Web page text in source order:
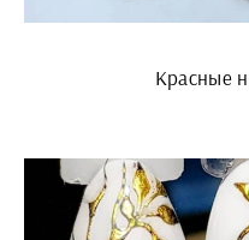
Красные